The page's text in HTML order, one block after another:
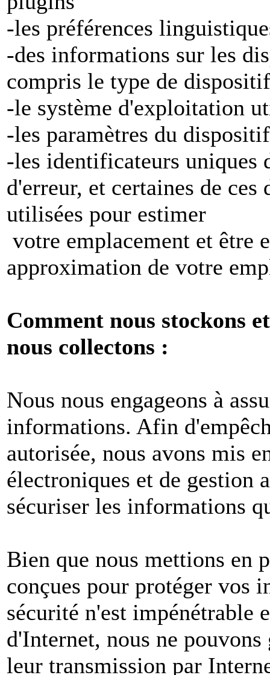
-les préférences
-des informations sur les
compris le type de dispositif
-le système d'exploitation
-les paramètres du dispositif
-les identificateurs uniques
d'erreur, et certaines de
utilisées pour estimer
votre emplacement et être
approximation de votre
Comment nous stockons
nous collectons :
Nous nous engageons à
informations. Afin
autorisée, nous avons mis
électroniques et de gestion
sécuriser les informations
Bien que nous mettions en
conçues pour protéger vos
sécurité n'est impénétrable
d'Internet, nous ne
leur transmission par